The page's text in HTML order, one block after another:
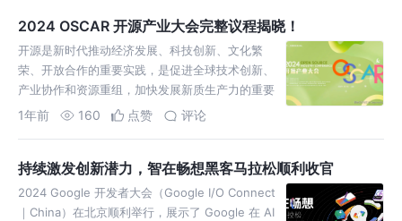
2024 OSCAR 开源产业大会完整议程揭晓！
开源是新时代推动经济发展、科技创新、文化繁
荣、开放合作的重要实践，是促进全球技术创新、
产业协作和资源重组，加快发展新质生产力的重要
路径。 随着开源在新一代信息技术中的应用持续深
1年前 160 点赞 评论
持续激发创新潜力，智在畅想黑客马拉松顺利收官
2024 Google 开发者大会（Google I/O Connect
｜China）在北京顺利举行，展示了 Google 在 AI